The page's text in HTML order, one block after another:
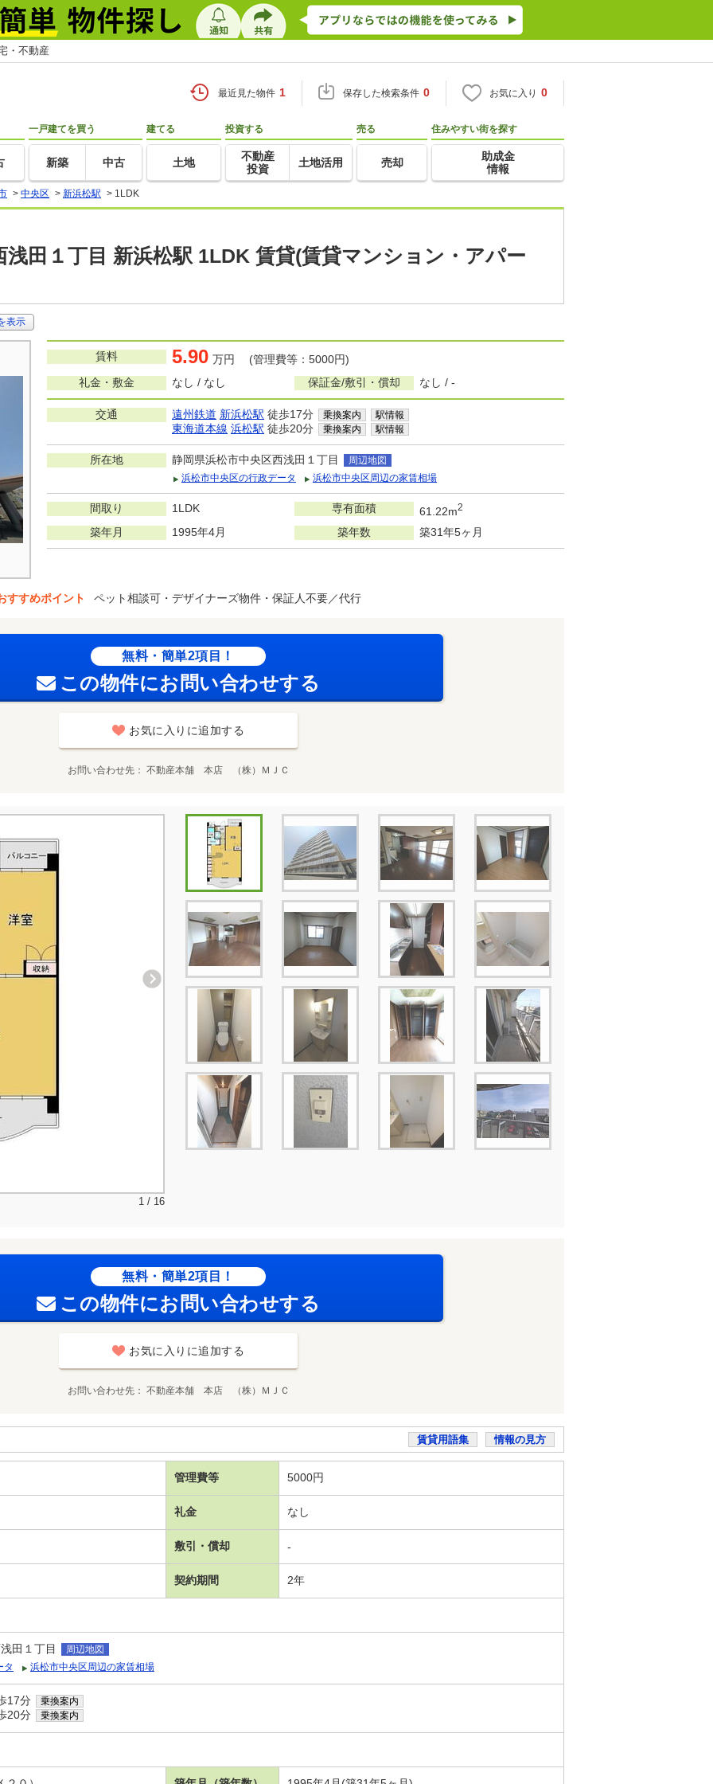
・不動産
最近見た物件 1 保存した検索条件 0 お気に入り 0
一戸建てを買う
新築 中古
建てる
土地
投資する
不動産
投資
土地活用
売る
売却
住みやすい街を探す
助成金
情報
> 中央区 > 新浜松駅 > 1LDK
浅田１丁目 新浜松駅 1LDK 賃貸(賃貸マンション・アパー
表示
賃料 5.90 万円 (管理費等：5000円)
礼金・敷金
なし / なし 保証金/敷引・償却 なし / -
交通 遠州鉄道 新浜松駅 徒歩17分 乗換案内 駅情報
東海道本線 浜松駅 徒歩20分 乗換案内 駅情報
所在地 静岡県浜松市中央区西浅田１丁目
周辺地図
浜松市中央区の行政データ
浜松市中央区周辺の家賃相場
間取り 1LDK 専有面積 61.22m2
築年月 1995年4月 築年数 築31年5ヶ月
すすめポイント ペット相談可・デザイナーズ物件・保証人不要／代行
無料・簡単2項目！
この物件にお問い合わせする
お気に入りに追加する
お問い合わせ先 不動産本舗 本店 （株）ＭＪＣ
1 / 16
無料・簡単2項目！
この物件にお問い合わせする
お気に入りに追加する
お問い合わせ先 不動産本舗 本店 （株）ＭＪＣ
賃貸用語集 情報の見方
管理費等 5000円
礼金 なし
敷引・償却 -
契約期間 2年
田１丁目
周辺地図
タ
浜松市中央区周辺の家賃相場
17分 乗換案内
20分 乗換案内